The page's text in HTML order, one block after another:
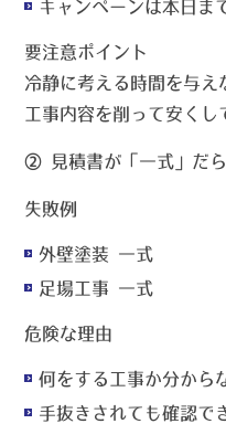
キャンペーンは本日ま
要注意ポイント
冷静に考える時間を与え
工事内容を削って安くし
② 見積書が「一式」だ
失敗例
外壁塗装 一式
足場工事 一式
危険な理由
何をする工事か分から
手抜きされても確認で